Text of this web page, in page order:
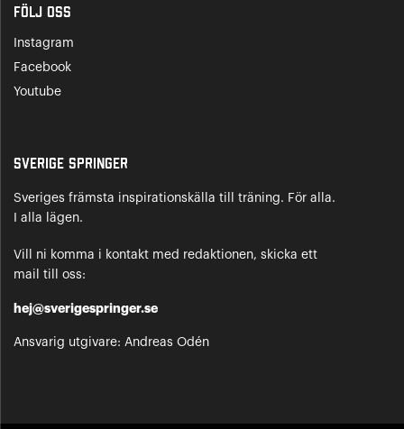
Följ oss
Instagram
Facebook
Youtube
Sverige Springer
Sveriges främsta inspirationskälla till träning. För alla.
I alla lägen.
Vill ni komma i kontakt med redaktionen, skicka ett
mail till oss:
hej@sverigespringer.se
Ansvarig utgivare: Andreas Odén